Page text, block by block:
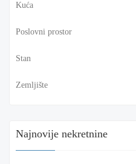
Kuća
Poslovni prostor
Stan
Zemljište
Najnovije nekretnine